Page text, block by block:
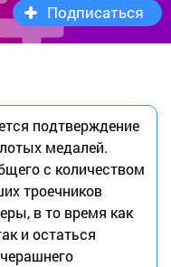
Подписаться
подтверждение
медалей.
с количеством
троечников
в то время как
и остаться